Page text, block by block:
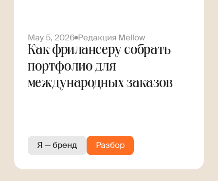
May 5, 2026 Редакция Mellow
Как фрилансеру собрать
портфолио для
международных заказов
Я — бренд Разбор